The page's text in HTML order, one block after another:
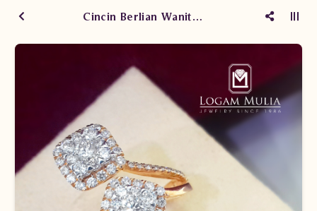
Cincin Berlian Wanita DVW.RFF8185 dLNN